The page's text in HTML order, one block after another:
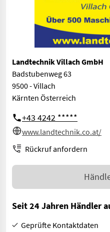
Landtechnik Villach GmbH
Badstubenweg 63
9500 - Villach
Kärnten Österreich
+43 4242 *****
www.landtechnik.co.at/
Rückruf anfordern
Seit 24 Jahren Händler
Geprüfte Kontaktdaten